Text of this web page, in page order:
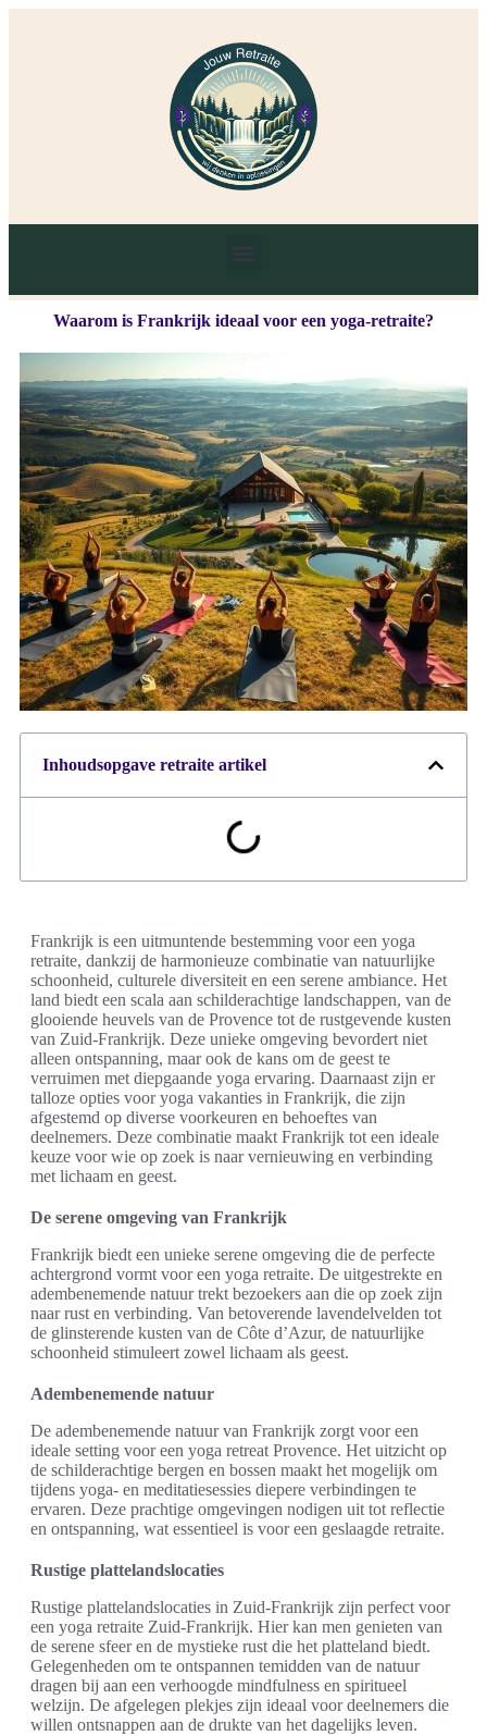
Waarom is Frankrijk ideaal voor een yoga-retraite?
Inhoudsopgave retraite artikel
Frankrijk is een uitmuntende bestemming voor een yoga
retraite, dankzij de harmonieuze combinatie van natuurlijke
schoonheid, culturele diversiteit en een serene ambiance. Het
land biedt een scala aan schilderachtige landschappen, van de
glooiende heuvels van de Provence tot de rustgevende kusten
van Zuid-Frankrijk. Deze unieke omgeving bevordert niet
alleen ontspanning, maar ook de kans om de geest te
verruimen met diepgaande yoga ervaring. Daarnaast zijn er
talloze opties voor yoga vakanties in Frankrijk, die zijn
afgestemd op diverse voorkeuren en behoeftes van
deelnemers. Deze combinatie maakt Frankrijk tot een ideale
keuze voor wie op zoek is naar vernieuwing en verbinding
met lichaam en geest.
De serene omgeving van Frankrijk
Frankrijk biedt een unieke serene omgeving die de perfecte
achtergrond vormt voor een yoga retraite. De uitgestrekte en
adembenemende natuur trekt bezoekers aan die op zoek zijn
naar rust en verbinding. Van betoverende lavendelvelden tot
de glinsterende kusten van de Côte d’Azur, de natuurlijke
schoonheid stimuleert zowel lichaam als geest.
Adembenemende natuur
De adembenemende natuur van Frankrijk zorgt voor een
ideale setting voor een yoga retreat Provence. Het uitzicht op
de schilderachtige bergen en bossen maakt het mogelijk om
tijdens yoga- en meditatiesessies diepere verbindingen te
ervaren. Deze prachtige omgevingen nodigen uit tot reflectie
en ontspanning, wat essentieel is voor een geslaagde retraite.
Rustige plattelandslocaties
Rustige plattelandslocaties in Zuid-Frankrijk zijn perfect voor
een yoga retraite Zuid-Frankrijk. Hier kan men genieten van
de serene sfeer en de mystieke rust die het platteland biedt.
Gelegenheden om te ontspannen temidden van de natuur
dragen bij aan een verhoogde mindfulness en spiritueel
welzijn. De afgelegen plekjes zijn ideaal voor deelnemers die
willen ontsnappen aan de drukte van het dagelijks leven.